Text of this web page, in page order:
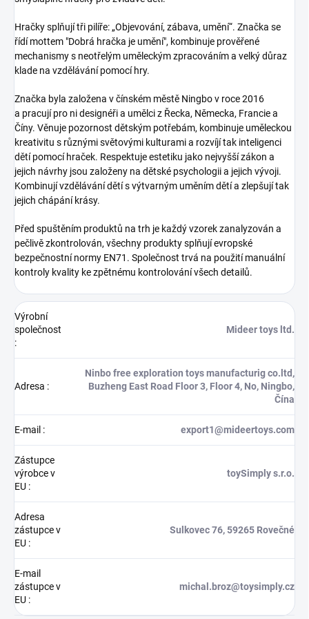
Hračky splňují tři pilíře: „Objevování, zábava, umění“. Značka se
řídí mottem "Dobrá hračka je umění", kombinuje prověřené
mechanismy s neotřelým uměleckým zpracováním a velký důraz
klade na vzdělávání pomocí hry.
Značka byla založena v čínském městě Ningbo v roce 2016
a pracují pro ni designéři a umělci z Řecka, Německa, Francie a
Číny. Věnuje pozornost dětským potřebám, kombinuje uměleckou
kreativitu s různými světovými kulturami a rozvíjí tak inteligenci
dětí pomocí hraček. Respektuje estetiku jako nejvyšší zákon a
jejich návrhy jsou založeny na dětské psychologii a jejich vývoji.
Kombinují vzdělávání dětí s výtvarným uměním dětí a zlepšují tak
jejich chápání krásy.
Před spuštěním produktů na trh je každý vzorek zanalyzován a
pečlivě zkontrolován, všechny produkty splňují evropské
bezpečnostní normy EN71. Společnost trvá na použití manuální
kontroly kvality ke zpětnému kontrolování všech detailů.
Výrobní
společnost
:
Mideer toys ltd.
Adresa :
Ninbo free exploration toys manufacturig co.ltd,
Buzheng East Road Floor 3, Floor 4, No, Ningbo,
Čína
E-mail : export1@mideertoys.com
Zástupce
výrobce v
EU :
toySimply s.r.o.
Adresa
zástupce v
EU :
Sulkovec 76, 59265 Rovečné
E-mail
zástupce v
EU :
michal.broz@toysimply.cz